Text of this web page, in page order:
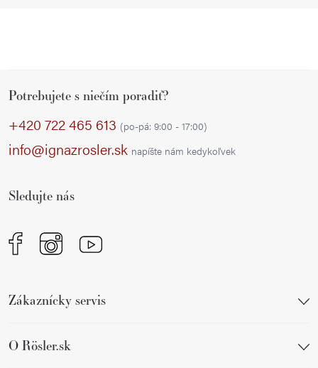
Potrebujete s niečím poradiť?
+420 722 465 613 (po-pá: 9:00 - 17:00)
info@ignazrosler.sk napíšte nám kedykoľvek
Sledujte nás
Zákaznícky servis
O Rösler.sk